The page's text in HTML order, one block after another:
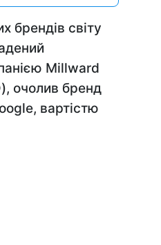
брендів світу
Millward
очолив бренд
вартістю